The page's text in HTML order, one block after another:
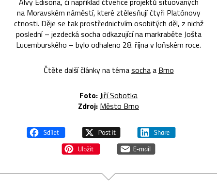
na Moravském náměstí, které ztělesňují čtyři Platónovy
ctnosti. Děje se tak prostřednictvím osobitých děl, z nichž
poslední – jezdecká socha odkazující na markraběte Jošta
Lucemburského – bylo odhaleno 28. října v loňském roce.
Čtěte další články na témasochaa Brno
Foto:Jiří Sobotka
Zdroj: Město Brno